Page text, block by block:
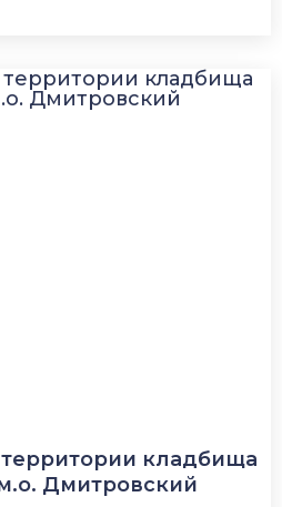
территории кладбища
Дмитровский